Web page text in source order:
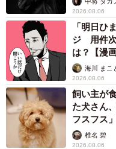
2026.08.06
「明日ひ
ジ 用件次
は？【漫画
海川 まこ
2026.08.06
飼い主が
た犬さん
フスフス
椎名 碧
2026.08.06